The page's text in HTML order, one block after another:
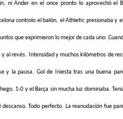
ni Ander en el once pronto lo aprovechó el
controlo el balón, el Athletic presionaba y
que exprimieron lo mejor de cada uno.
y al revés. Intensidad y muchos kilómetros de
y la pausa. Gol de Iniesta tras una buena
1-0 y el Barça sin mucha luz dominaba.
descanso. Todo perfecto. La reanudación fue